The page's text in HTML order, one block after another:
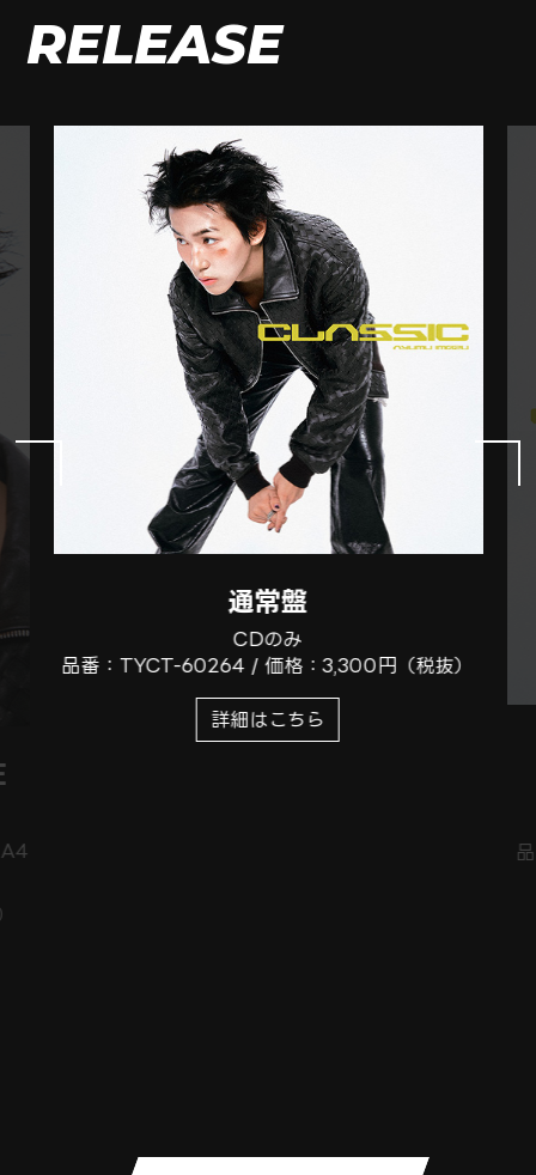
RELEASE
通常盤
CDのみ
品番：TYCT-60264 / 価格：3,300円（税抜）
詳細はこちら